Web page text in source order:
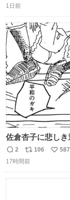
信
ト
数
数
1日前
佐倉杏子に悲し
返
信
2
リ
ポ
106
い
587
17時間前